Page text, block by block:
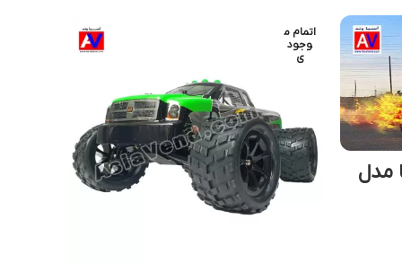
مدل
اتمام م
وجود
ی